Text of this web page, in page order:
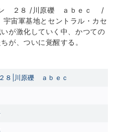
ン ２８ /川原礫 ａｂｅｃ /
宙軍基地とセントラル・カセ
が激化していく中、かつての
が、ついに覚醒する。
８|川原礫 ａｂｅｃ